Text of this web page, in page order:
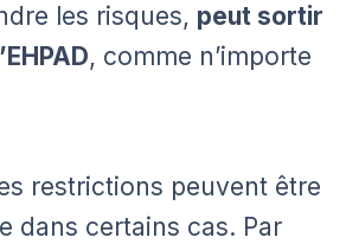
les risques, peut sortir
, comme n’importe
restrictions peuvent être
dans certains cas. Par